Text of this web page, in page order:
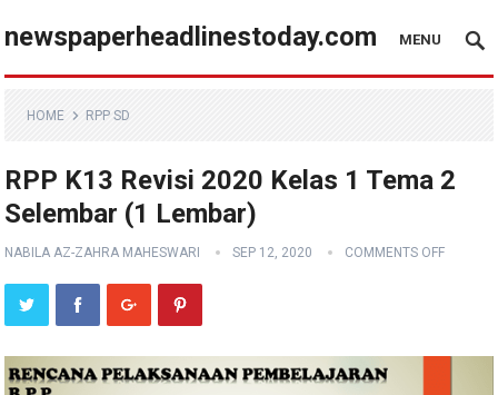
newspaperheadlinestoday.com MENU
HOME RPP SD
RPP K13 Revisi 2020 Kelas 1 Tema 2
Selembar (1 Lembar)
NABILA AZ-ZAHRA MAHESWARI SEP 12, 2020 COMMENTS OFF